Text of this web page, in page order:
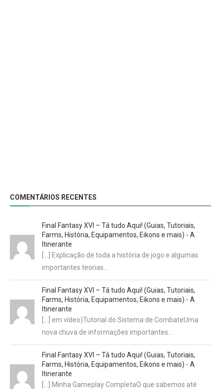
COMENTÁRIOS RECENTES
Final Fantasy XVI – Tá tudo Aqui! (Guias, Tutoriais,
Farms, História, Equipamentos, Eikons e mais) - A
Itinerante
[…] Explicação de toda a história de jogo e algumas
importantes teorias…
Final Fantasy XVI – Tá tudo Aqui! (Guias, Tutoriais,
Farms, História, Equipamentos, Eikons e mais) - A
Itinerante
[…] em vídeo)Tutorial do Sistema de CombateUma
nova chuva de informações importantes…
Final Fantasy XVI – Tá tudo Aqui! (Guias, Tutoriais,
Farms, História, Equipamentos, Eikons e mais) - A
Itinerante
[…] Minha Gameplay CompletaO que sabemos até